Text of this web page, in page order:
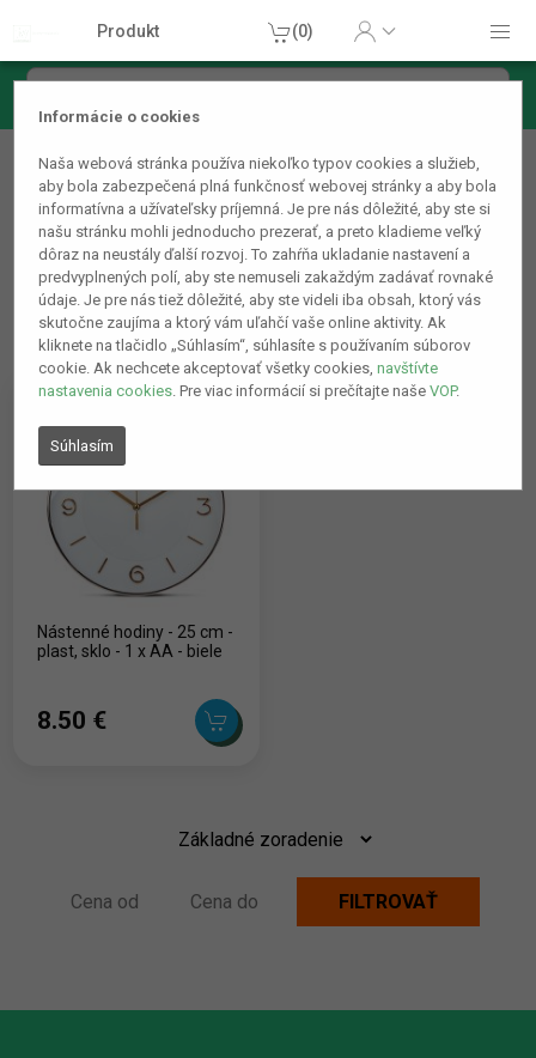
Informácie o cookies
Naša webová stránka používa niekoľko typov cookies a služieb,
aby bola zabezpečená plná funkčnosť webovej stránky a aby bola
informatívna a užívateľsky príjemná. Je pre nás dôležité, aby ste si
našu stránku mohli jednoducho prezerať, a preto kladieme veľký
dôraz na neustály ďalší rozvoj. To zahŕňa ukladanie nastavení a
predvyplnených polí, aby ste nemuseli zakaždým zadávať rovnaké
údaje. Je pre nás tiež dôležité, aby ste videli iba obsah, ktorý vás
skutočne zaujíma a ktorý vám uľahčí vaše online aktivity. Ak
kliknete na tlačidlo „Súhlasím“, súhlasíte s používaním súborov
cookie. Ak nechcete akceptovať všetky cookies,navštívte
nastavenia cookies. Pre viac informácií si prečítajte našeVOP.
Súhlasím
Produkt (0)
Výzdoba okien
Nástenné hodiny - 25 cm -
plast, sklo - 1 x AA - biele
8.50 ‎€